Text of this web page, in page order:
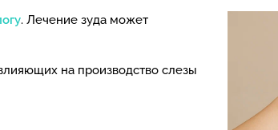
. Лечение зуда может
на производство слезы